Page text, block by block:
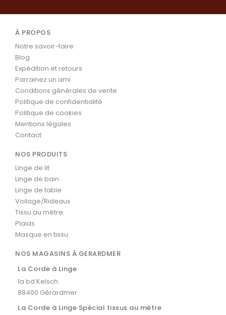
À PROPOS
Notre savoir-faire
Blog
Expédition et retours
Parrainez un ami
Conditions générales de vente
Politique de confidentialité
Politique de cookies
Mentions légales
Contact
NOS PRODUITS
Linge de lit
Linge de bain
Linge de table
Voilage/Rideaux
Tissu au mètre
Plaids
Masque en tissu
NOS MAGASINS À GERARDMER
La Corde à Linge
1a bd Kelsch
88400 Gérardmer
La Corde à Linge Spécial tissus au mètre